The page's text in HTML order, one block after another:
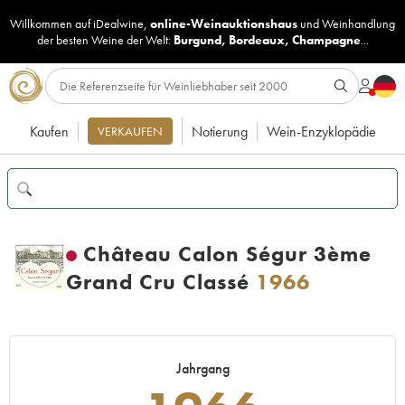
Willkommen auf iDealwine, online-Weinauktionshaus undWeinhandlung
der besten Weine der Welt: Burgund, Bordeaux, Champagne...
Kaufen VERKAUFEN Notierung Wein-Enzyklopädie
Château Calon Ségur 3ème
Grand Cru Classé 1966
Jahrgang